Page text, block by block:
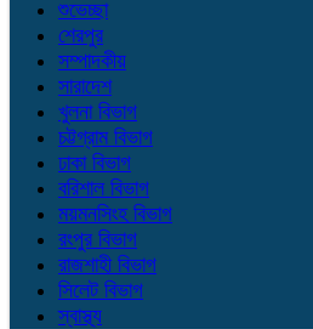
শুভেচ্ছা
শেরপুর
সম্পাদকীয়
সারাদেশ
খুলনা বিভাগ
চট্টগ্রাম বিভাগ
ঢাকা বিভাগ
বরিশাল বিভাগ
ময়মনসিংহ বিভাগ
রংপুর বিভাগ
রাজশাহী বিভাগ
সিলেট বিভাগ
স্বাস্থ্য